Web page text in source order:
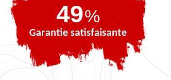
71%
Garantie satisfaisante